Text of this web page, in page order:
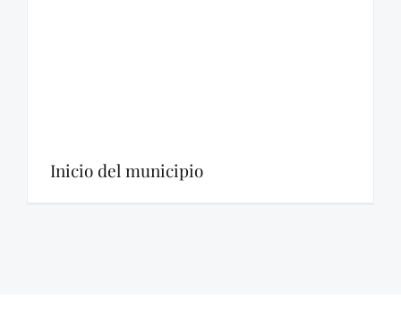
Inicio del municipio